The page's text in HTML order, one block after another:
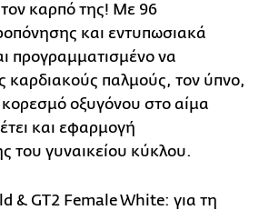
τον καρπό της! Με 96
και εντυπωσιακά
προγραμματισμένο να
καρδιακούς παλμούς, τον ύπνο,
κορεσμό οξυγόνου στο αίμα
και εφαρμογή
του γυναικείου κύκλου.
& GT2 Female White: για τη